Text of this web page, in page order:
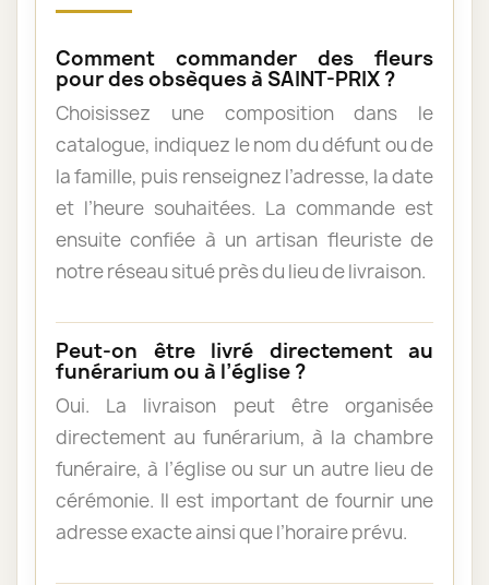
Comment commander des fleurs
pour des obsèques à SAINT-PRIX ?
Choisissez une composition dans le
catalogue, indiquez le nom du défunt ou de
la famille, puis renseignez l’adresse, la date
et l’heure souhaitées. La commande est
ensuite confiée à un artisan fleuriste de
notre réseau situé près du lieu de livraison.
Peut-on être livré directement au
funérarium ou à l’église ?
Oui. La livraison peut être organisée
directement au funérarium, à la chambre
funéraire, à l’église ou sur un autre lieu de
cérémonie. Il est important de fournir une
adresse exacte ainsi que l’horaire prévu.